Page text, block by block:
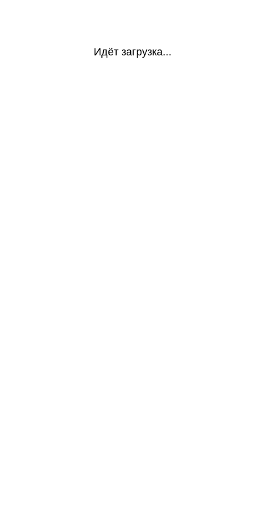
Идёт загрузка...